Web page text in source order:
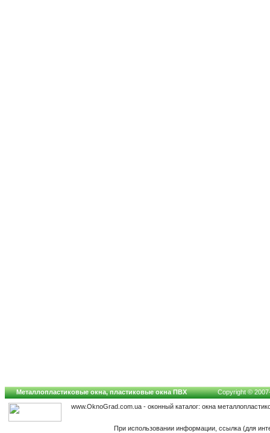
Металлопластиковые окна, пластиковые окна ПВХ
Copyright ©
www.OknoGrad.com.ua - оконный каталог: окна
При использовании информации, ссылка (для